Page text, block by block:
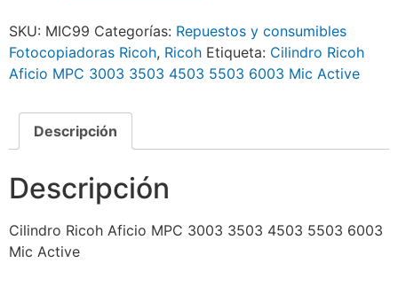
SKU: MIC99 Categorías: Repuestos y consumibles
Fotocopiadoras Ricoh, Ricoh Etiqueta: Cilindro Ricoh
Aficio MPC 3003 3503 4503 5503 6003 Mic Active
Descripción
Descripción
Cilindro Ricoh Aficio MPC 3003 3503 4503 5503 6003
Mic Active